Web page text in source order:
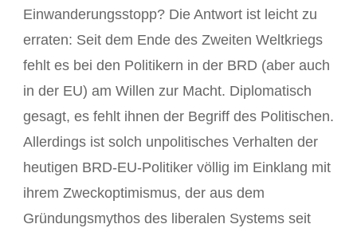
Einwanderungsstopp? Die Antwort ist leicht zu
erraten: Seit dem Ende des Zweiten Weltkriegs
fehlt es bei den Politikern in der BRD (aber auch
in der EU) am Willen zur Macht. Diplomatisch
gesagt, es fehlt ihnen der Begriff des Politischen.
Allerdings ist solch unpolitisches Verhalten der
heutigen BRD-EU-Politiker völlig im Einklang mit
ihrem Zweckoptimismus, der aus dem
Gründungsmythos des liberalen Systems seit